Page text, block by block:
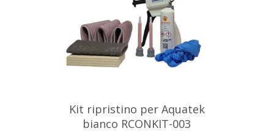
Kit ripristino per Aquatek
bianco RCONKIT-003